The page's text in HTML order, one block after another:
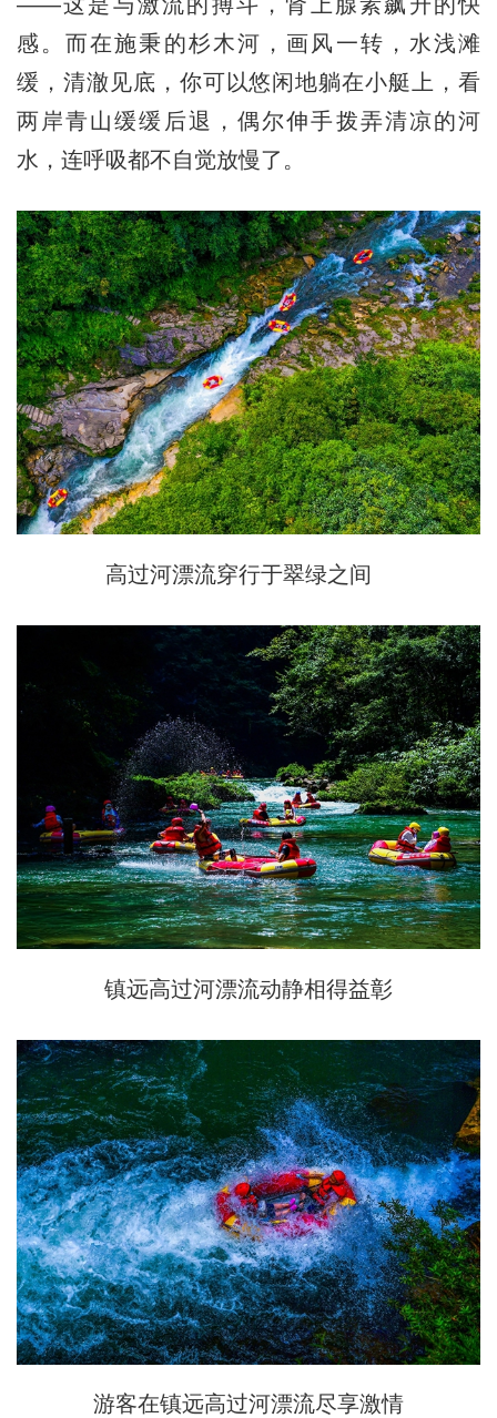
感。而在施秉的杉木河，画风一转，水浅滩
缓，清澈见底，你可以悠闲地躺在小艇上，看
两岸青山缓缓后退，偶尔伸手拨弄清凉的河
水，连呼吸都不自觉放慢了。
高过河漂流穿行于翠绿之间
镇远高过河漂流动静相得益彰
游客在镇远高过河漂流尽享激情